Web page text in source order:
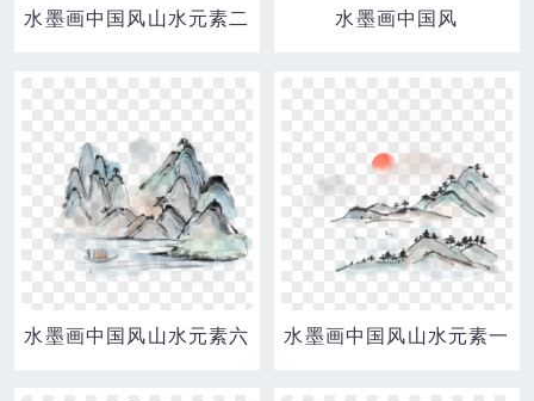
水墨画中国风山水元素二 水墨画中国风
水墨画中国风山水元素六 水墨画中国风山水元素一